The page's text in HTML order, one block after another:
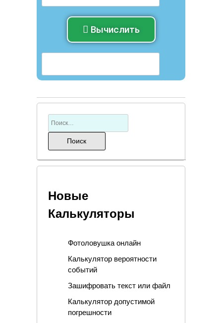
Вычислить
Новые
Калькуляторы
Фотоловушка онлайн
Калькулятор вероятности
событий
Зашифровать текст или файл
Калькулятор допустимой
погрешности